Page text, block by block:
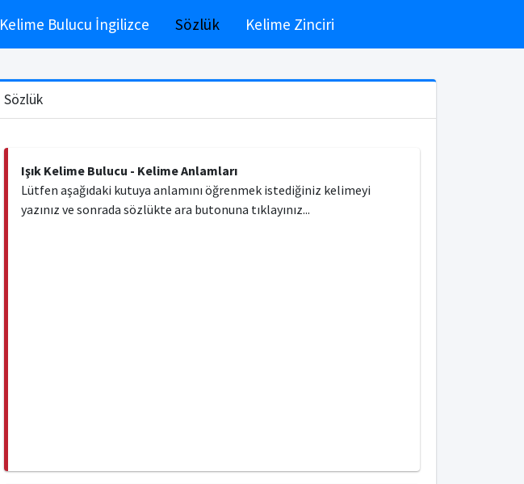
Kelime Bulucu İngilizce Sözlük Kelime Zinciri
Sözlük
Işık Kelime Bulucu - Kelime Anlamları
Lütfen aşağıdaki kutuya anlamını öğrenmek istediğiniz kelimeyi
yazınız ve sonrada sözlükte ara butonuna tıklayınız...